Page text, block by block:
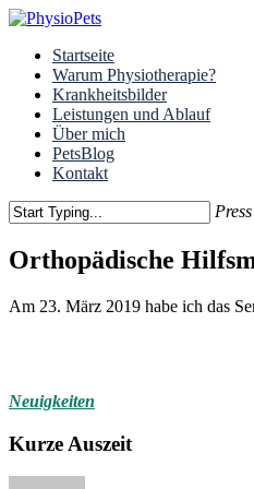
Skip
main
content
Menu
Startseite
Warum Physiotherapie?
Krankheitsbilder
Leistungen und Ablauf
Über mich
PetsBlog
Kontakt
Search
Orthopädische
Am 23. März 2019 habe ich das
Neuigkeiten
Kurze Auszeit